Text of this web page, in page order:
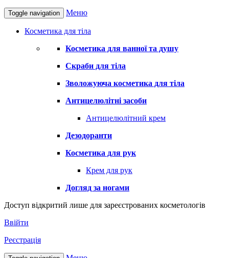
Toggle navigation Меню
Косметика для тіла
Косметика для ванної та душу
Скраби для тіла
Зволожуюча косметика для тіла
Антицелюлітні засоби
Антицелюлітний крем
Дезодоранти
Косметика для рук
Крем для рук
Догляд за ногами
Доступ відкритий лише для зареєстрованих косметологів
Ввійти
Реєстрація